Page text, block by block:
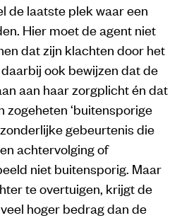
de laatste plek waar een
Hier moet de agent niet
dat zijn klachten door het
ook bewijzen dat de
aan haar zorgplicht én dat
zogeheten ‘buitensporige
gebeurtenis die
achtervolging of
niet buitensporig. Maar
te overtuigen, krijgt de
hoger bedrag dan de